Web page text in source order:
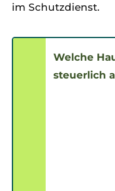
im Schutzdienst.
Welche
steuerlich